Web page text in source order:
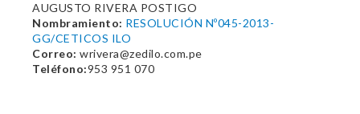
AUGUSTO RIVERA POSTIGO
Nombramiento: RESOLUCIÓN Nº045-2013-
GG/CETICOS ILO
Correo: wrivera@zedilo.com.pe
Teléfono:953 951 070